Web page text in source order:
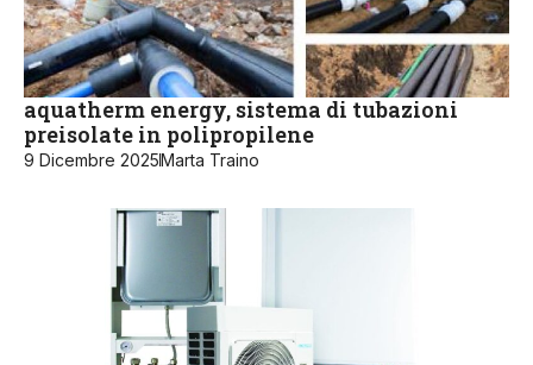
aquatherm energy, sistema di tubazioni
preisolate in polipropilene
9 Dicembre 2025Marta Traino